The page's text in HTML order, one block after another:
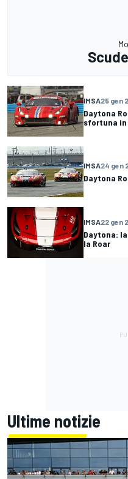
IMSA25 gen
Daytona
sfortuna in
IMSA24 gen
Daytona
IMSA22 gen
Daytona:
la Roar
Ultime notizie